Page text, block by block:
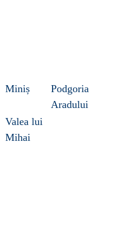
Miniș
Podgoria
Aradului
Valea lui
Mihai